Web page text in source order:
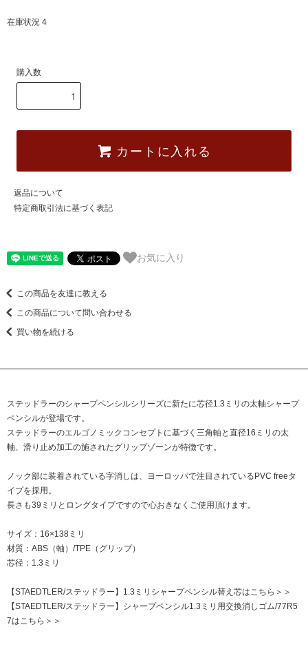
在庫状況 4
購入数
カートに入れる
返品について
特定商取引法に基づく表記
お気に入り
この商品を友達に教える
この商品について問い合わせる
買い物を続ける
ステッドラーのシャープペンシルシリーズに新たに芯径1.3ミリの太軸シャープ
ペンシルが登場です。
ステッドラーのエルゴノミックコンセプトに基づく三角軸と直径16ミリの太
軸、滑り止め加工の施されたグリップゾーンが特徴です。
ノック部に装着されている字消しは、ヨーロッパで注目されているPVC freeタ
イプを採用。
長さも39ミリとロングタイプですので心おきなくご使用頂けます。
サイズ：16×138ミリ
材質：ABS（軸）/TPE（グリップ）
芯径：1.3ミリ
【STAEDTLER/ステッドラー】1.3ミリシャープペンシル替え芯はこちら＞＞
【STAEDTLER/ステッドラー】シャープペンシル1.3ミリ用交換消しゴム/77R5
7はこちら＞＞